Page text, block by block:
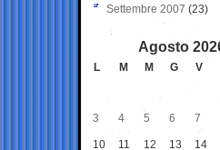
Settembre 2007 (23)
Agosto
L M M G V
3 4 5 6 7
10 11 12 13 14